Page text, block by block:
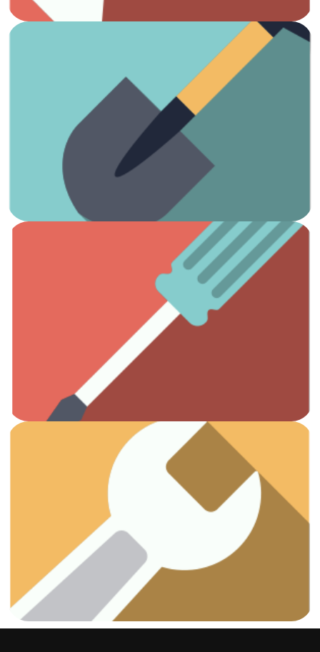
Jardinería
¡Es hora de arreglar el jardín!
Ver artículos
Otros
Todas las herramientas que necesitas.
Ver artículos
Fontanería
¡Vamos a arreglar esas fugas!
Ver artículos